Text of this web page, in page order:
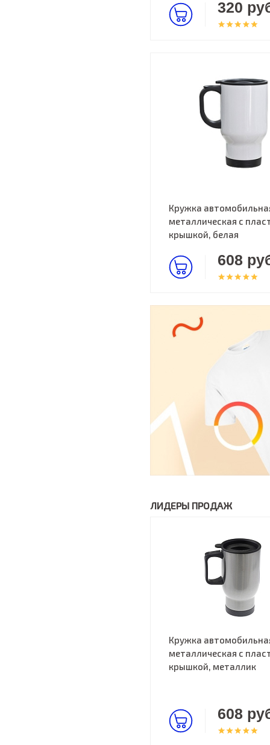
320
Кружка
металлическая с
крышкой, белая
608
ЛИДЕРЫ ПРОДАЖ
Кружка
металлическая с
крышкой, металлик
608